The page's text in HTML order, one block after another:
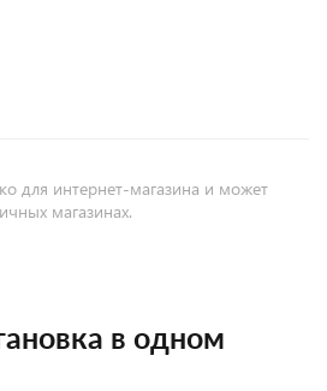
для интернет-магазина и может
магазинах.
в одном